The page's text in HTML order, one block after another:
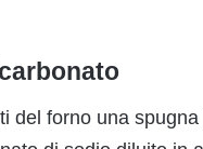
del forno una